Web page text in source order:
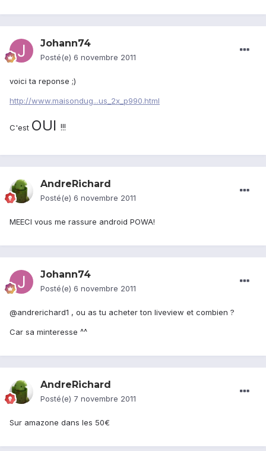
Johann74
Posté(e) 6 novembre 2011
voici ta reponse ;)
http://www.maisondug...us_2x_p990.html
C'est OUI !!!
AndreRichard
Posté(e) 6 novembre 2011
MEECI vous me rassure android POWA!
Johann74
Posté(e) 6 novembre 2011
@andrerichard1 , ou as tu acheter ton liveview et combien ?
Car sa minteresse ^^
AndreRichard
Posté(e) 7 novembre 2011
Sur amazone dans les 50€